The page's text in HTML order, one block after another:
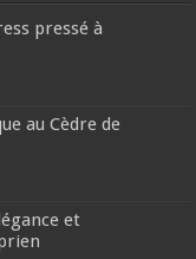
pressé à
au Cèdre de
et